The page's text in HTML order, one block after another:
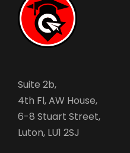
Suite 2b,
4th Fl, AW House,
6-8 Stuart Street,
Luton, LU1 2SJ